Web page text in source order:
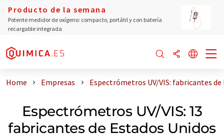
Producto de la semana
Potente medidor de oxígeno: compacto, portátil y con batería
recargable integrada
Home Empresas Espectrómetros UV/VIS: fabricantes de
Espectrómetros UV/VIS: 13
fabricantes de Estados Unidos